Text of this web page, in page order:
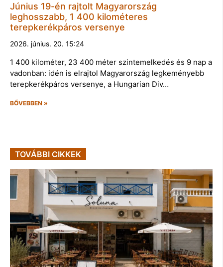
Június 19-én rajtolt Magyarország
leghosszabb, 1 400 kilométeres
terepkerékpáros versenye
2026. június. 20. 15:24
1 400 kilométer, 23 400 méter szintemelkedés és 9 nap a
vadonban: idén is elrajtol Magyarország legkeményebb
terepkerékpáros versenye, a Hungarian Div…
BŐVEBBEN »
TOVÁBBI CIKKEK